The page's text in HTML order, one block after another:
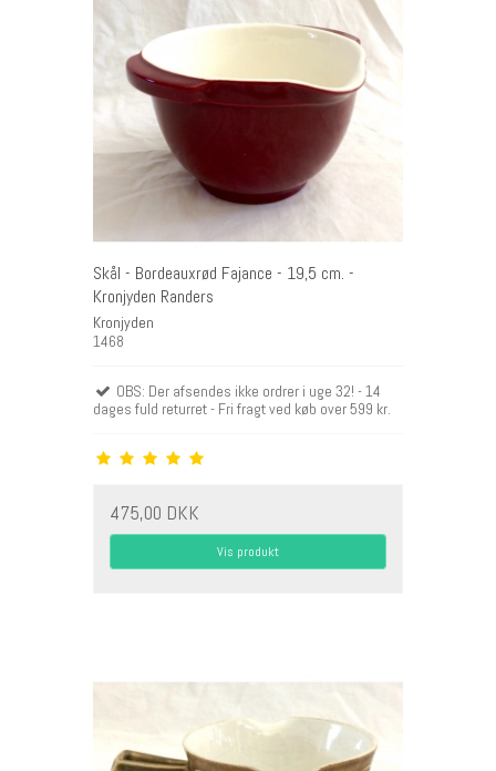
Skål - Bordeauxrød Fajance - 19,5 cm. -
Kronjyden Randers
Kronjyden
1468
OBS: Der afsendes ikke ordrer i uge 32! - 14
dages fuld returret - Fri fragt ved køb over 599 kr.
475,00 DKK
Vis produkt